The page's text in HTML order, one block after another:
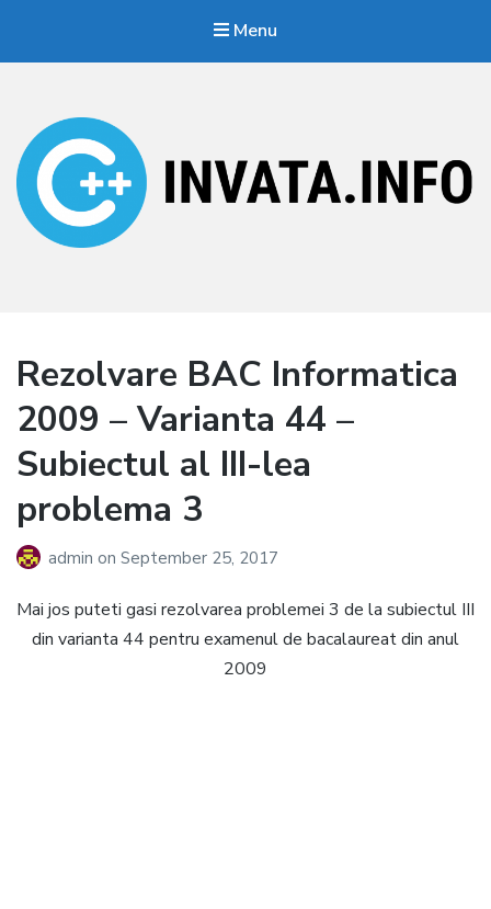
Menu
Rezolvare BAC Informatica
2009 – Varianta 44 –
Subiectul al III-lea
problema 3
admin on September 25, 2017
Mai jos puteti gasi rezolvarea problemei 3 de la subiectul III
din varianta 44 pentru examenul de bacalaureat din anul
2009